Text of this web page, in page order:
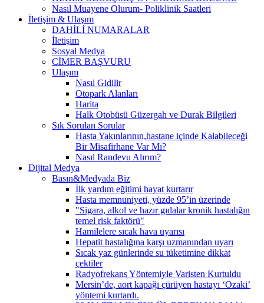
Nasıl Muayene Olurum- Poliklinik Saatleri
İletişim & Ulaşım
DAHİLİ NUMARALAR
İletişim
Sosyal Medya
CİMER BAŞVURU
Ulaşım
Nasıl Gidilir
Otopark Alanları
Harita
Halk Otobüsü Güzergah ve Durak Bilgileri
Sık Sorulan Sorular
Hasta Yakınlarının,hastane içinde Kalabileceği
Bir Misafirhane Var Mı?
Nasıl Randevu Alırım?
Dijital Medya
Basın&Medyada Biz
İlk yardım eğitimi hayat kurtarır
Hasta memnuniyeti, yüzde 95’in üzerinde
"Sigara, alkol ve hazır gıdalar kronik hastalığın
temel risk faktörü"
Hamilelere sıcak hava uyarısı
Hepatit hastalığına karşı uzmanından uyarı
Sıcak yaz günlerinde su tüketimine dikkat
çektiler
Radyofrekans Yöntemiyle Varisten Kurtuldu
Mersin’de, aort kapağı çürüyen hastayı ‘Ozaki’
yöntemi kurtardı.